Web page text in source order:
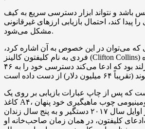
باشد و نتواند ابزار دسترسی سریع به کیف
کند، احتمال بازیابی ارزهای غیرقانونی
مشکل می‌‌شود.
که می‌توان در این خصوص به آن اشاره کرد،
فردی به نام کلیفتون کالینز (Clifton Collins) است. او یک فروشنده
موادمخدر در ایرلند بود که ادعا می‌کند دسترسی خود را به ۴۶
که پس از چاپ عبارات بازیابی بر روی یک
کاغذ A۴، آنها را در محفظه آلومینیومی چوب ماهیگیری خود پنهان
کرده است. او در اوایل سال ۲۰۱۷ دستگیر و به پنج سال زندان
کلیفتون، در همان زمان صاحب‌خانه او